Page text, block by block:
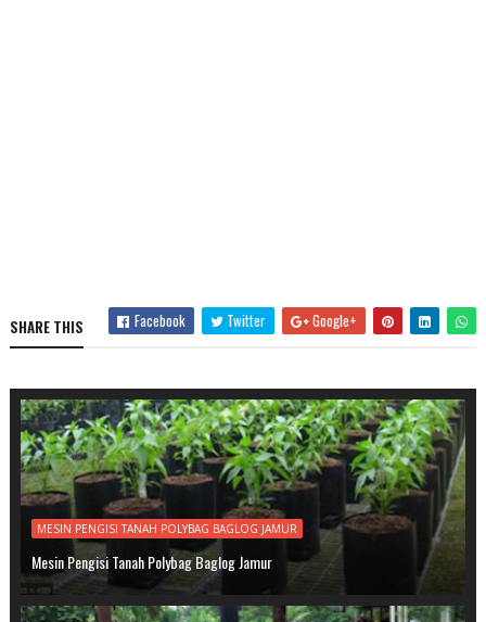
SHARE THIS Facebook Twitter Google+
MESIN PENGISI TANAH POLYBAG BAGLOG JAMUR
Mesin Pengisi Tanah Polybag Baglog Jamur